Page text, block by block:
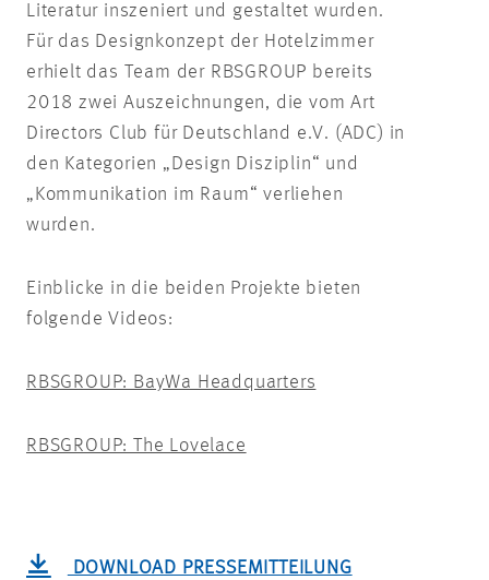
Literatur inszeniert und gestaltet wurden.
Für das Designkonzept der Hotelzimmer
erhielt das Team der RBSGROUP bereits
2018 zwei Auszeichnungen, die vom Art
Directors Club für Deutschland e.V. (ADC) in
den Kategorien „Design Disziplin“ und
„Kommunikation im Raum“ verliehen
wurden.
Einblicke in die beiden Projekte bieten
folgende Videos:
RBSGROUP: BayWa Headquarters
RBSGROUP: The Lovelace
DOWNLOAD PRESSEMITTEILUNG